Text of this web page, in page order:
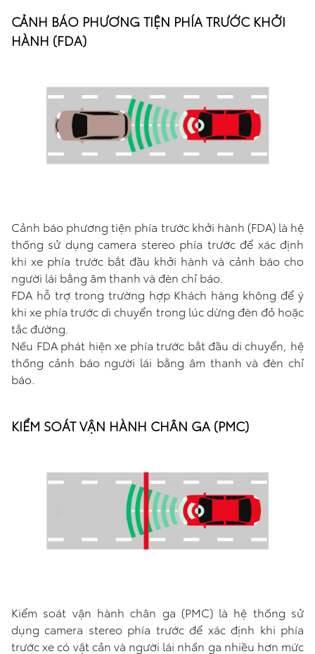
CẢNH BÁO PHƯƠNG TIỆN PHÍA TRƯỚC KHỞI
HÀNH (FDA)
Cảnh báo phương tiện phía trước khởi hành (FDA) là hệ
thống sử dụng camera stereo phía trước để xác định
khi xe phía trước bắt đầu khởi hành và cảnh báo cho
người lái bằng âm thanh và đèn chỉ báo.
FDA hỗ trợ trong trường hợp Khách hàng không để ý
khi xe phía trước di chuyển trong lúc dừng đèn đỏ hoặc
tắc đường.
Nếu FDA phát hiện xe phía trước bắt đầu di chuyển, hệ
thống cảnh báo người lái bằng âm thanh và đèn chỉ
báo.
KIỂM SOÁT VẬN HÀNH CHÂN GA (PMC)
Kiểm soát vận hành chân ga (PMC) là hệ thống sử
dụng camera stereo phía trước để xác định khi phía
trước xe có vật cản và người lái nhấn ga nhiều hơn mức